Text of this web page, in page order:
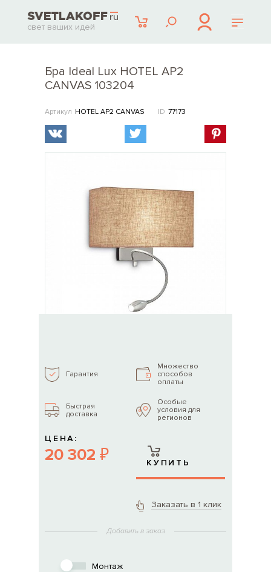
свет ваших идей
Бра Ideal Lux HOTEL AP2
CANVAS 103204
Артикул HOTEL AP2 CANVAS ID 77173
Гарантия
Множество
способов
оплаты
Быстрая
доставка
Особые
условия для
регионов
ЦЕНА:
20 302 ₽ КУПИТЬ
Заказать в 1 клик
Добавить в заказ
Монтаж